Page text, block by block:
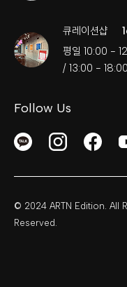
큐레이션샵
평일 10:00 -
/ 13:00 - 18:00
Follow Us
© 2024 ARTN Edition. All
Reserved.